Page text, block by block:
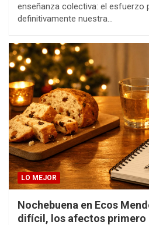
enseñanza colectiva: el esfuerzo
definitivamente nuestra…
LO MEJOR
Nochebuena en Ecos
difícil, los afectos primero